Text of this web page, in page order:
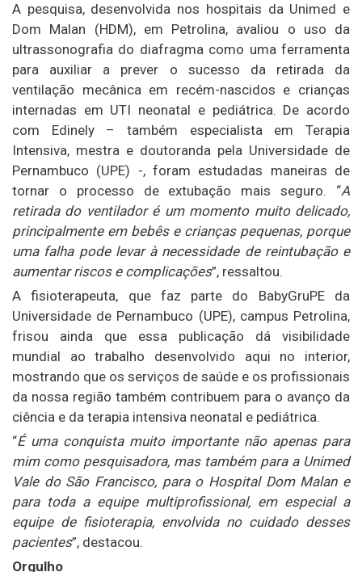
A pesquisa, desenvolvida nos hospitais da Unimed e
Dom Malan (HDM), em Petrolina, avaliou o uso da
ultrassonografia do diafragma como uma ferramenta
para auxiliar a prever o sucesso da retirada da
ventilação mecânica em recém-nascidos e crianças
internadas em UTI neonatal e pediátrica. De acordo
com Edinely – também especialista em Terapia
Intensiva, mestra e doutoranda pela Universidade de
Pernambuco (UPE) -, foram estudadas maneiras de
tornar o processo de extubação mais seguro. “A
retirada do ventilador é um momento muito delicado,
principalmente em bebês e crianças pequenas, porque
uma falha pode levar à necessidade de reintubação e
aumentar riscos e complicações”, ressaltou.
A fisioterapeuta, que faz parte do BabyGruPE da
Universidade de Pernambuco (UPE), campus Petrolina,
frisou ainda que essa publicação dá visibilidade
mundial ao trabalho desenvolvido aqui no interior,
mostrando que os serviços de saúde e os profissionais
da nossa região também contribuem para o avanço da
ciência e da terapia intensiva neonatal e pediátrica.
“É uma conquista muito importante não apenas para
mim como pesquisadora, mas também para a Unimed
Vale do São Francisco, para o Hospital Dom Malan e
para toda a equipe multiprofissional, em especial a
equipe de fisioterapia, envolvida no cuidado desses
pacientes”, destacou.
Orgulho